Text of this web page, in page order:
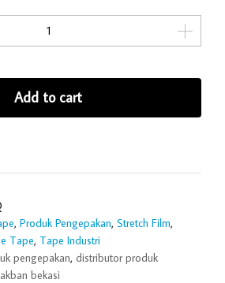
Add to cart
, Produk Pengepakan, Stretch Film,
Tape, Tape Industri
pengepakan, distributor produk
bekasi